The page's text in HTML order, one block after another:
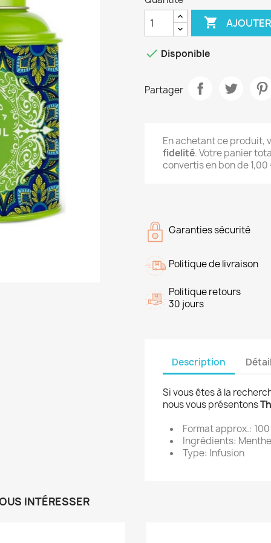

 Disponible
Partager
En achetant ce produit,
fidelité. Votre panier
convertis en bon de1,00
Garanties sécurité
Politique de livraison
Politique retours
30 jours
Description
Si vous êtes à la
nous vous présentons
Format approx.:
Ingrédients: Menthe
Type: Infusion
INTÉRESSER